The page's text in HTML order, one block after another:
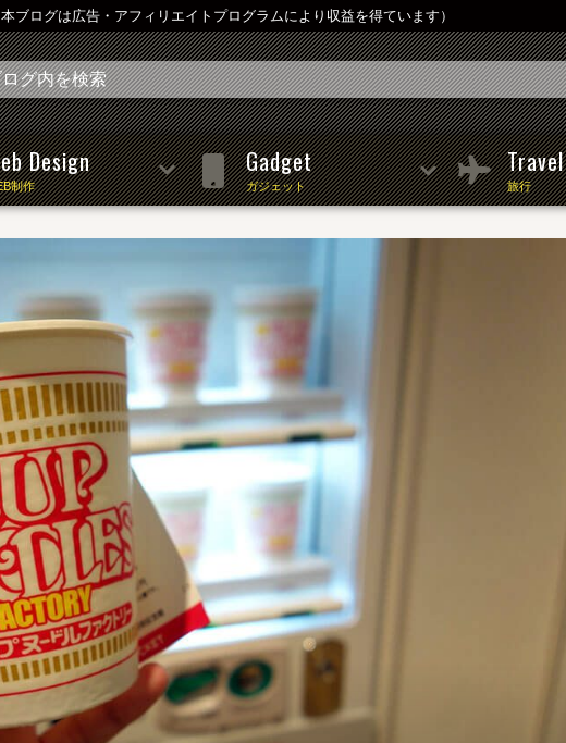
ブログは広告・アフィリエイトプログラムにより収益を得ています）
Design
制作
Gadget
ガジェット
Travel
旅行